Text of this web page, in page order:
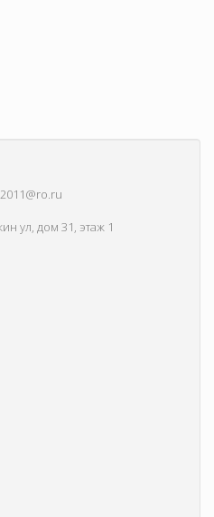
ул, дом 31, этаж 1